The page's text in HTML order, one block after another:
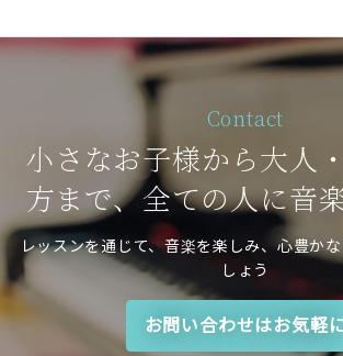
Contact
小さなお子様から大人
方まで、全ての人に音
レッスンを通じて、音楽を楽しみ、心豊か
しょう
お問い合わせはお気軽